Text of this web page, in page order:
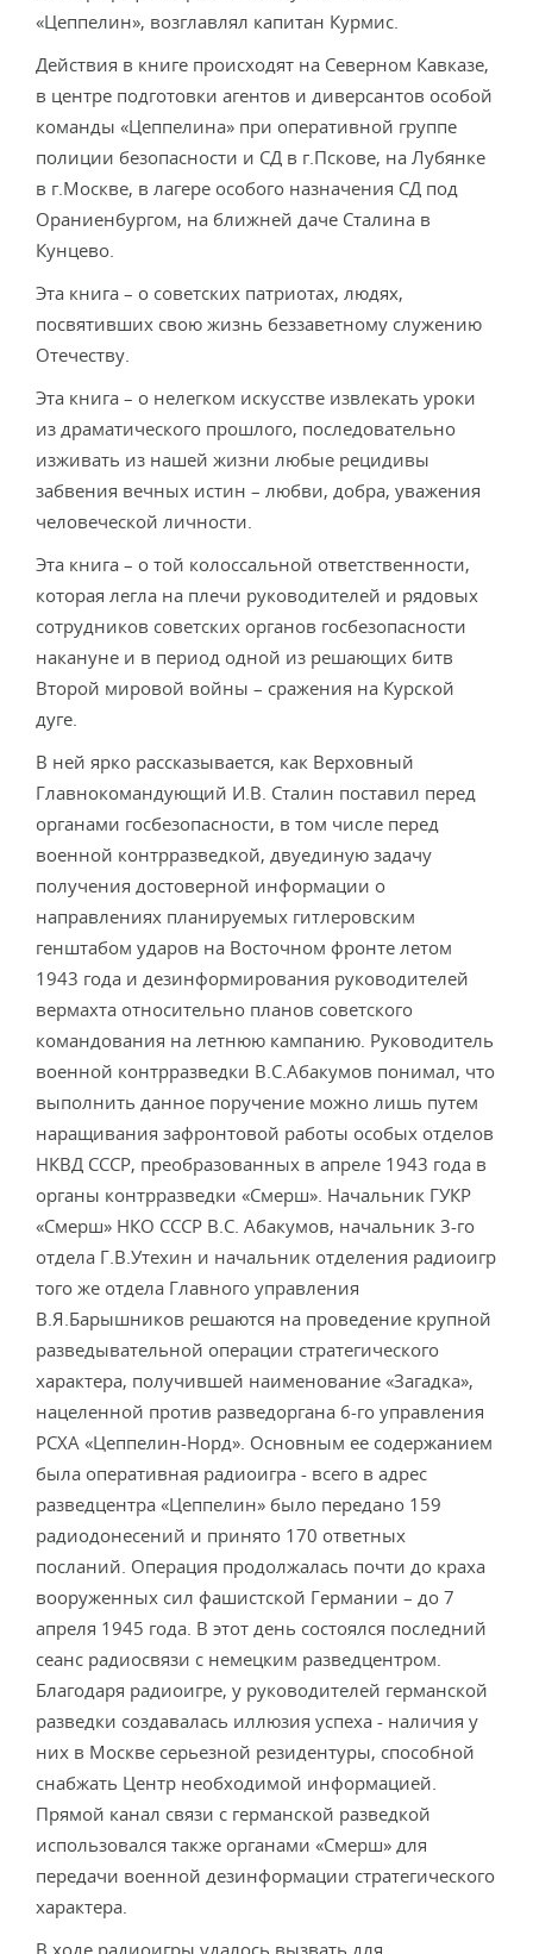
«Цеппелин», возглавлял капитан Курмис.
Действия в книге происходят на Северном Кавказе,
в центре подготовки агентов и диверсантов особой
команды «Цеппелина» при оперативной группе
полиции безопасности и СД в г.Пскове, на Лубянке
в г.Москве, в лагере особого назначения СД под
Ораниенбургом, на ближней даче Сталина в
Кунцево.
Эта книга – о советских патриотах, людях,
посвятивших свою жизнь беззаветному служению
Отечеству.
Эта книга – о нелегком искусстве извлекать уроки
из драматического прошлого, последовательно
изживать из нашей жизни любые рецидивы
забвения вечных истин – любви, добра, уважения
человеческой личности.
Эта книга – о той колоссальной ответственности,
которая легла на плечи руководителей и рядовых
сотрудников советских органов госбезопасности
накануне и в период одной из решающих битв
Второй мировой войны – сражения на Курской
дуге.
В ней ярко рассказывается, как Верховный
Главнокомандующий И.В. Сталин поставил перед
органами госбезопасности, в том числе перед
военной контрразведкой, двуединую задачу
получения достоверной информации о
направлениях планируемых гитлеровским
генштабом ударов на Восточном фронте летом
1943 года и дезинформирования руководителей
вермахта относительно планов советского
командования на летнюю кампанию. Руководитель
военной контрразведки В.С.Абакумов понимал, что
выполнить данное поручение можно лишь путем
наращивания зафронтовой работы особых отделов
НКВД СССР, преобразованных в апреле 1943 года в
органы контрразведки «Смерш». Начальник ГУКР
«Смерш» НКО СССР В.С. Абакумов, начальник 3-го
отдела Г.В.Утехин и начальник отделения радиоигр
того же отдела Главного управления
В.Я.Барышников решаются на проведение крупной
разведывательной операции стратегического
характера, получившей наименование «Загадка»,
нацеленной против разведоргана 6-го управления
РСХА «Цеппелин-Норд». Основным ее содержанием
была оперативная радиоигра - всего в адрес
разведцентра «Цеппелин» было передано 159
радиодонесений и принято 170 ответных
посланий. Операция продолжалась почти до краха
вооруженных сил фашистской Германии – до 7
апреля 1945 года. В этот день состоялся последний
сеанс радиосвязи с немецким разведцентром.
Благодаря радиоигре, у руководителей германской
разведки создавалась иллюзия успеха - наличия у
них в Москве серьезной резидентуры, способной
снабжать Центр необходимой информацией.
Прямой канал связи с германской разведкой
использовался также органами «Смерш» для
передачи военной дезинформации стратегического
характера.
В ходе радиоигры удалось вызвать для